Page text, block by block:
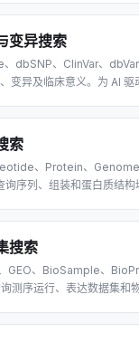
变异搜索
、dbSNP、ClinVar、
变异及临床意义。为 AI
索
、Protein、
序列、组装和蛋白质结构
搜索
GEO、BioSample、
测序运行、表达数据集和